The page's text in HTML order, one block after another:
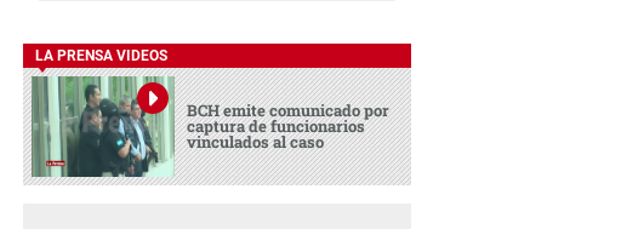
LA PRENSA VIDEOS
BCH emite comunicado por
captura de funcionarios
vinculados al caso